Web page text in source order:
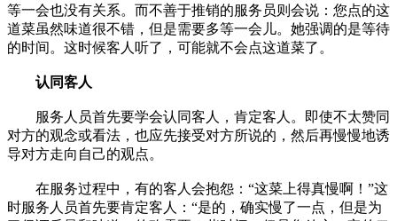
等一会也没有关系。而不善于推销的服务员则会说：您点的这
道菜虽然味道很不错，但是需要多等一会儿。她强调的是等待
的时间。这时候客人听了，可能就不会点这道菜了。
认同客人
服务人员首先要学会认同客人，肯定客人。即使不太赞同
对方的观念或看法，也应先接受对方所说的，然后再慢慢地诱
导对方走向自己的观点。
在服务过程中，有的客人会抱怨：“这菜上得真慢啊！”这
时服务人员首先要肯定客人：“是的，确实慢了一点，但是为